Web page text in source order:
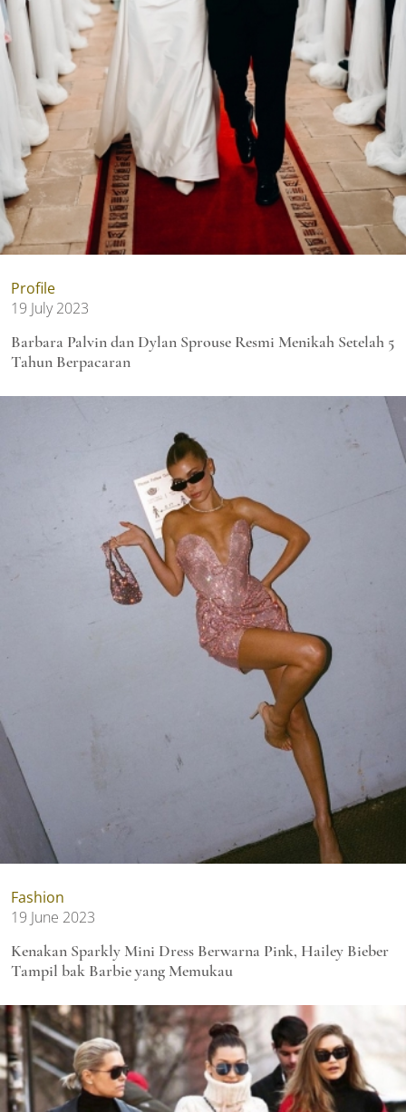
Profile
19 July 2023
Barbara Palvin dan Dylan Sprouse Resmi Menikah Setelah 5
Tahun Berpacaran
Fashion
19 June 2023
Kenakan Sparkly Mini Dress Berwarna Pink, Hailey Bieber
Tampil bak Barbie yang Memukau